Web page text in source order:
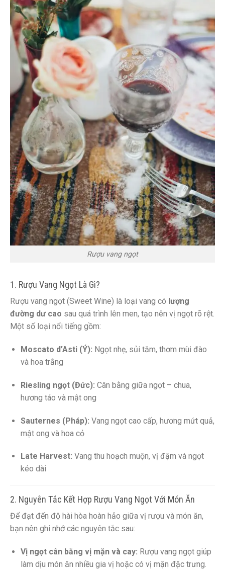
Rượu vang ngọt
1. Rượu Vang Ngọt Là Gì?
Rượu vang ngọt (Sweet Wine) là loại vang có lượng
đường dư cao sau quá trình lên men, tạo nên vị ngọt rõ rệt.
Một số loại nổi tiếng gồm:
Moscato d’Asti (Ý): Ngọt nhẹ, sủi tăm, thơm mùi đào
và hoa trắng
Riesling ngọt (Đức): Cân bằng giữa ngọt – chua,
hương táo và mật ong
Sauternes (Pháp): Vang ngọt cao cấp, hương mứt quả,
mật ong và hoa cỏ
Late Harvest: Vang thu hoạch muộn, vị đậm và ngọt
kéo dài
2. Nguyên Tắc Kết Hợp Rượu Vang Ngọt Với Món Ăn
Để đạt đến độ hài hòa hoàn hảo giữa vị rượu và món ăn,
bạn nên ghi nhớ các nguyên tắc sau:
Vị ngọt cân bằng vị mặn và cay: Rượu vang ngọt giúp
làm dịu món ăn nhiều gia vị hoặc có vị mặn đặc trưng.